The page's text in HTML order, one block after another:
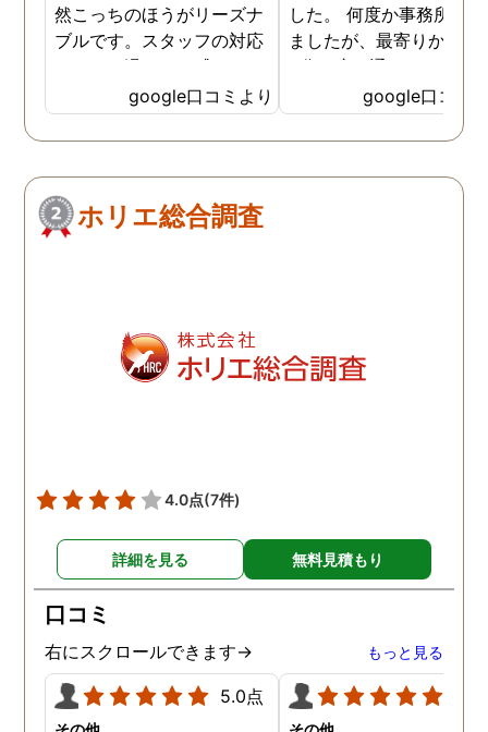
然こっちのほうがリーズナ
ブルです。スタッフの対応
なんかも温かみを感じま
す。はじめからこちらにす
ればよかったです😢 …
google口コミより
した。 何度か事務所に
ましたが、最寄りから徒
3分程度で通いやすかっ
google口コミ
ホリエ総合調査
4.0点(7件)
詳細を見る 無料見積もり
口コミ
右にスクロールできます→ もっと見る
5.0点